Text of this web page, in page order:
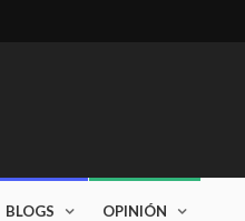
BLOGS OPINIÓN